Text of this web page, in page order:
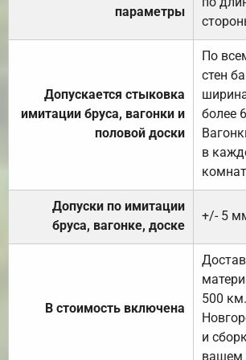
параметры
Допускается стыковка
имитации бруса, вагонки и
половой доски
По
стен
более
в
Допуски по имитации
бруса, вагонке, доске
+/- 5
В стоимость включена
500
и
вашем